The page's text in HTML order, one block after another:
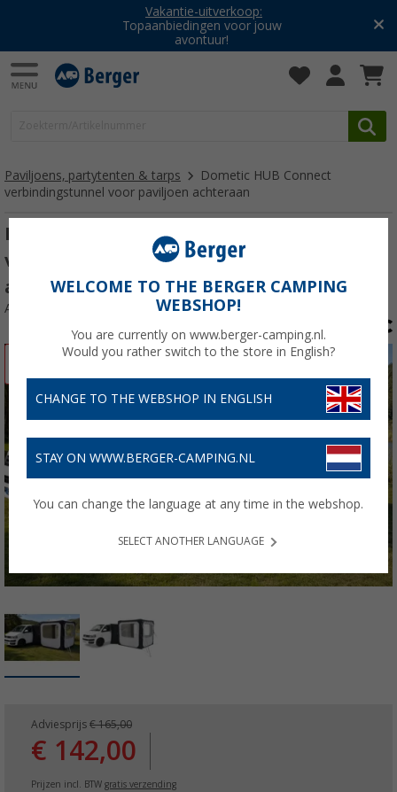
Vakantie-uitverkoop:
Topaanbiedingen voor jouw
avontuur!
Paviljoens, partytenten & tarps
Dometic HUB Connect
verbindingstunnel voor paviljoen achteraan
Dometic HUB VW Connect
verbindingstunnel voor paviljoen
achteraan
Artikelnr: 343390
Adviesprijs € 165,00
€ 142,00
Prijzen incl. BTW gratis verzending
WELCOME TO THE BERGER CAMPING
WEBSHOP!
You are currently on www.berger-camping.nl.
Would you rather switch to the store in English?
CHANGE TO THE WEBSHOP IN ENGLISH
STAY ON WWW.BERGER-CAMPING.NL
You can change the language at any time in the webshop.
SELECT ANOTHER LANGUAGE